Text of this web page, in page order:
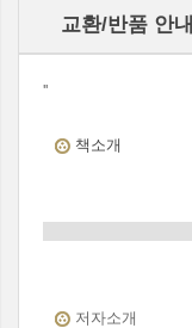
교환/반품 안내
''
책소개
저자소개